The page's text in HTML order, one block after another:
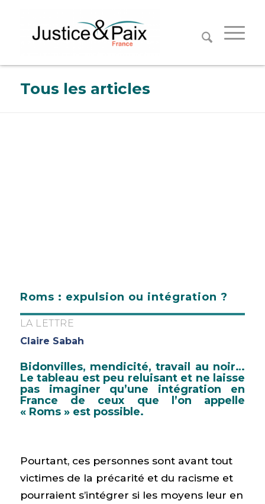
Tous les articles
Roms : expulsion ou intégration ?
LA LETTRE
Claire Sabah
Bidonvilles, mendicité, travail au noir…
Le tableau est peu reluisant et ne laisse
pas imaginer qu’une intégration en
France de ceux que l’on appelle
« Roms » est possible.
Pourtant, ces personnes sont avant tout
victimes de la précarité et du racisme et
pourraient s’intégrer si les moyens leur en